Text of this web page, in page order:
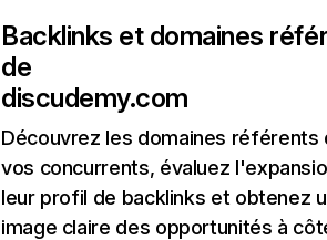
Backlinks et domaines
de
discudemy.com
Découvrez les domaines référents
vos concurrents, évaluez
leur profil de backlinks et obtenez
image claire des opportunités à